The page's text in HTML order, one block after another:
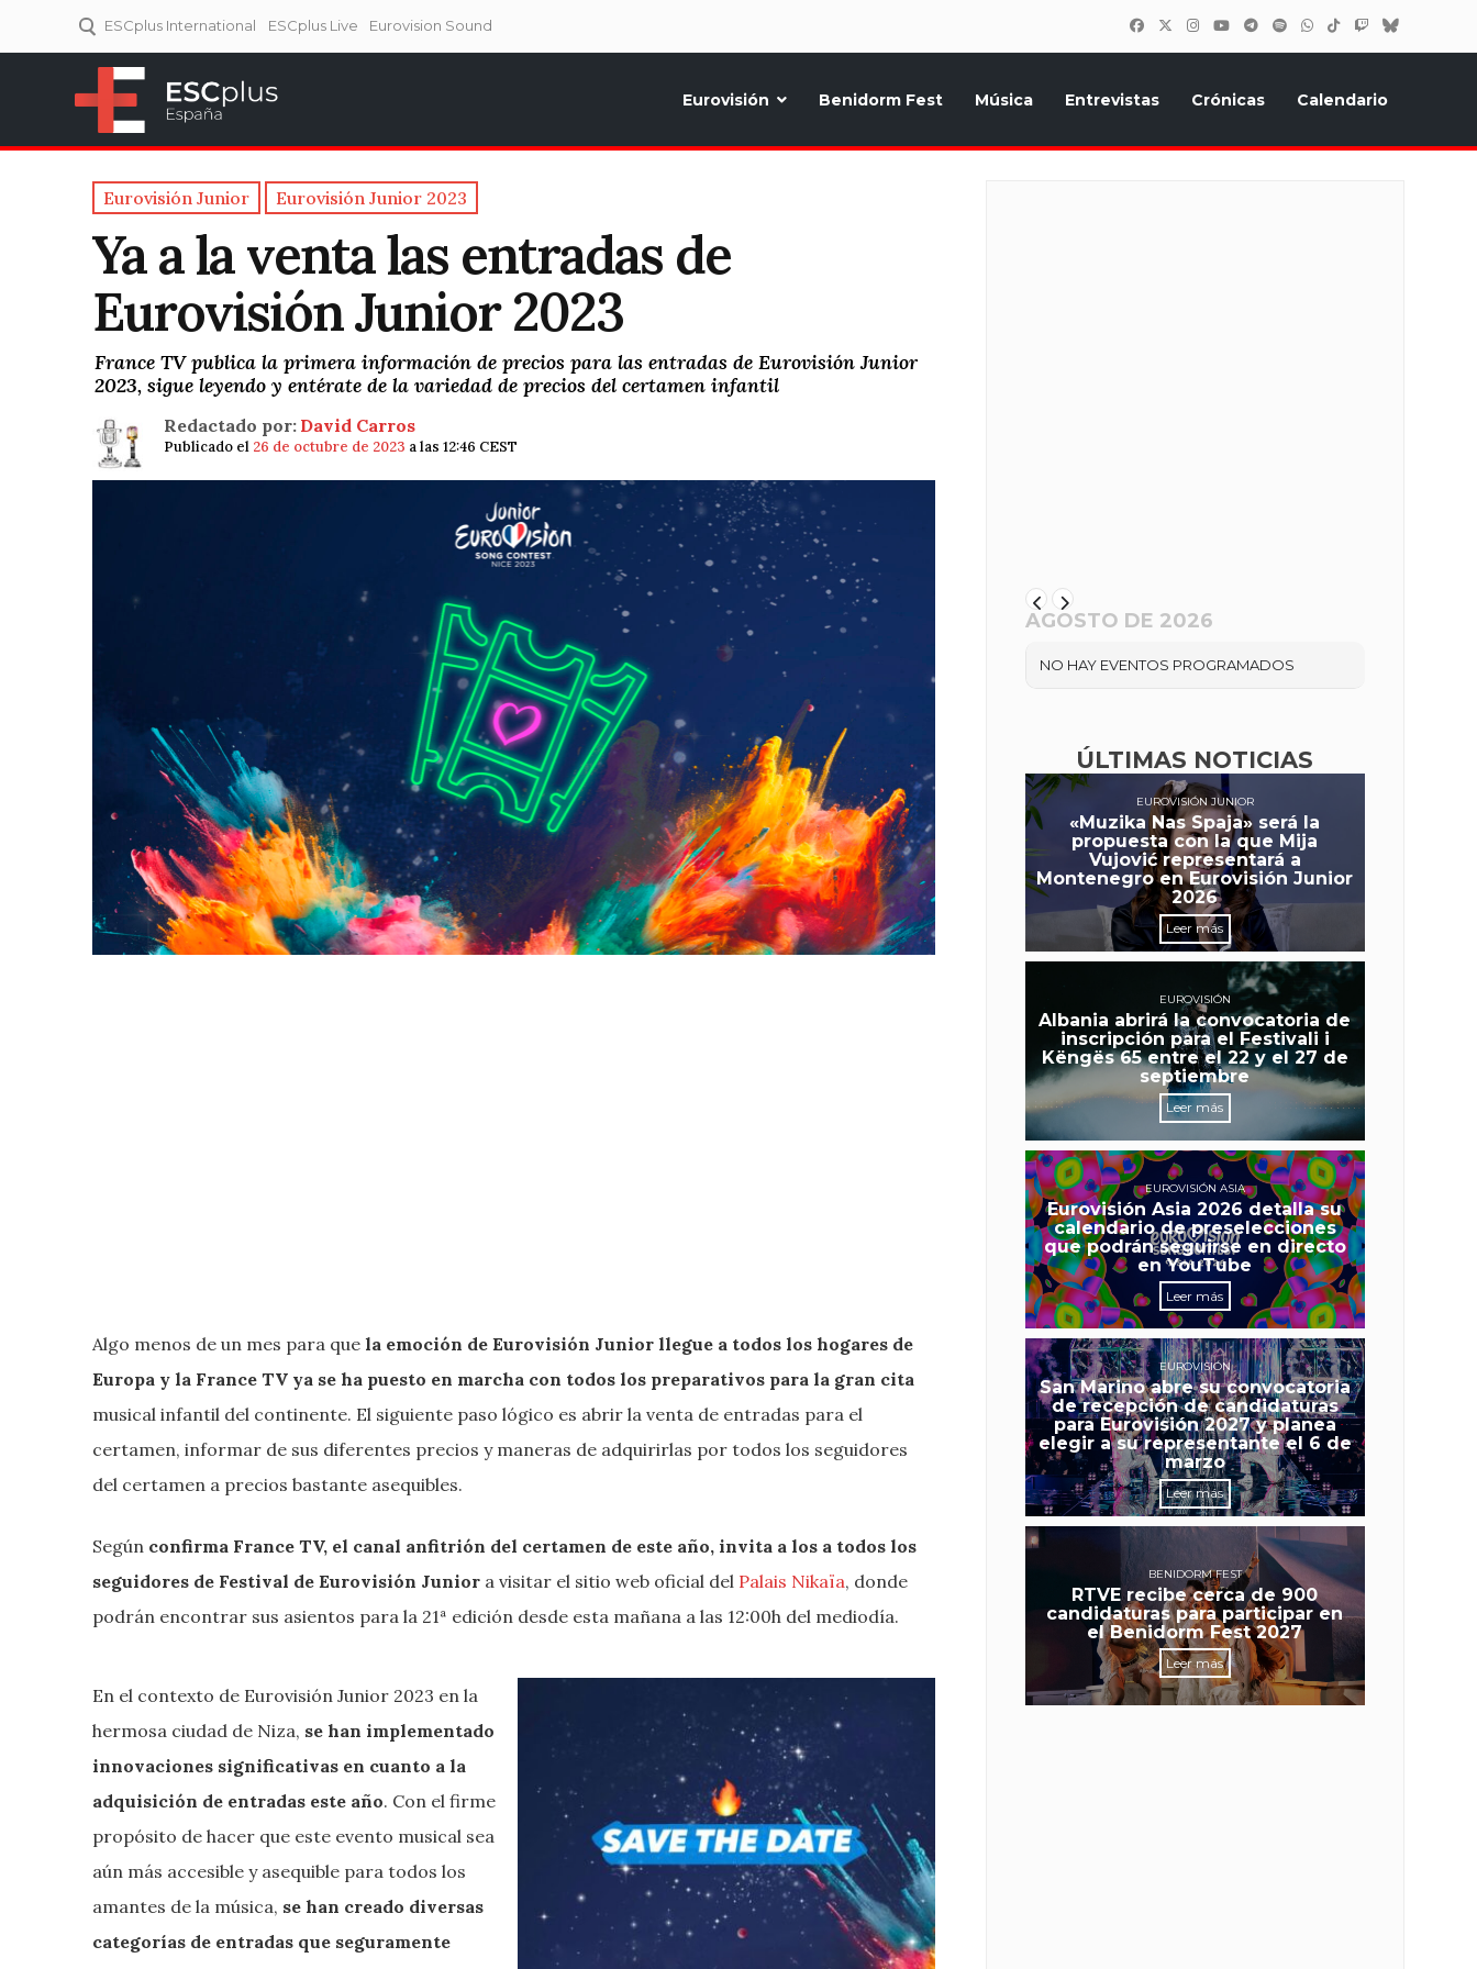
ESCplus International ESCplus Live Eurovision Sound
Eurovisión Benidorm Fest Música Entrevistas Crónicas Calendario
Eurovisión Junior Eurovisión Junior 2023
Ya a la venta las entradas de
Eurovisión Junior 2023
France TV publica la primera información de precios para las entradas de Eurovisión Junior
2023, sigue leyendo y entérate de la variedad de precios del certamen infantil
Redactado por: David Carros
Publicado el 26 de octubre de 2023 a las 12:46 CEST
Algo menos de un mes para que la emoción de Eurovisión Junior llegue a todos los hogares de
Europa y la France TV ya se ha puesto en marcha con todos los preparativos para la gran cita
musical infantil del continente. El siguiente paso lógico es abrir la venta de entradas para el
certamen, informar de sus diferentes precios y maneras de adquirirlas por todos los seguidores
del certamen a precios bastante asequibles.
Según confirma France TV, el canal anfitrión del certamen de este año, invita a los a todos los
seguidores de Festival de Eurovisión Junior a visitar el sitio web oficial del Palais Nikaïa, donde
podrán encontrar sus asientos para la 21ª edición desde esta mañana a las 12:00h del mediodía.
En el contexto de Eurovisión Junior 2023 en la
hermosa ciudad de Niza, se han implementado
innovaciones significativas en cuanto a la
adquisición de entradas este año. Con el firme
propósito de hacer que este evento musical sea
aún más accesible y asequible para todos los
amantes de la música, se han creado diversas
categorías de entradas que seguramente
AGOSTO DE 2026
NO HAY EVENTOS PROGRAMADOS
ÚLTIMAS NOTICIAS
EUROVISIÓN JUNIOR
«Muzika Nas Spaja» será la
propuesta con la que Mija
Vujović representará a
Montenegro en Eurovisión Junior
2026
Leer más
EUROVISIÓN
Albania abrirá la convocatoria de
inscripción para el Festivali i
Këngës 65 entre el 22 y el 27 de
septiembre
Leer más
EUROVISIÓN ASIA
Eurovisión Asia 2026 detalla su
calendario de preselecciones
que podrán seguirse en directo
en YouTube
Leer más
EUROVISIÓN
San Marino abre su convocatoria
de recepción de candidaturas
para Eurovisión 2027 y planea
elegir a su representante el 6 de
marzo
Leer más
BENIDORM FEST
RTVE recibe cerca de 900
candidaturas para participar en
el Benidorm Fest 2027
Leer más